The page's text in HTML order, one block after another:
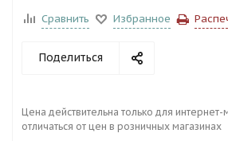
Сравнить Избранное
Поделиться
Цена действительна только для
отличаться от цен в розничных магазинах